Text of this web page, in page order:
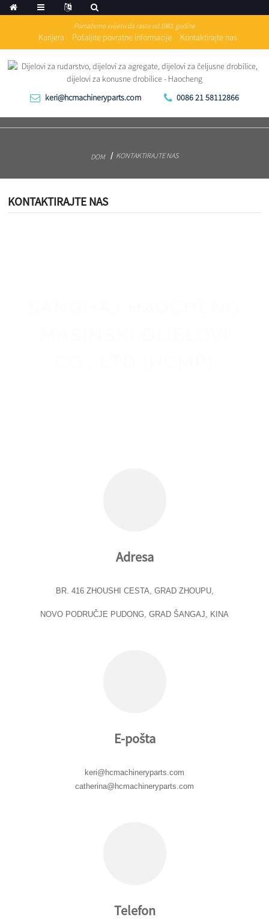
Pomažemo svijetu da raste od 1983. godine
Karijera Pošaljite povratne informacije Kontaktirajte nas
keri@hcmachineryparts.com 0086 21 58112866
DOM KONTAKTIRAJTE NAS
KONTAKTIRAJTE NAS
Adresa
BR. 416 ZHOUSHI CESTA, GRAD ZHOUPU,
NOVO PODRUČJE PUDONG, GRAD ŠANGAJ, KINA
E-pošta
keri@hcmachineryparts.com
catherina@hcmachineryparts.com
Telefon